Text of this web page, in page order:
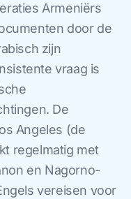
Armeniërs
door de
zijn
vraag is
De
Angeles (de
regelmatig met
en Nagorno-
vereisen voor